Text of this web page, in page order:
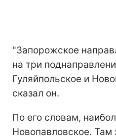
"Запорожское
на три
Гуляйпольское и
сказал он.
По его словам,
Новопавловское. Там